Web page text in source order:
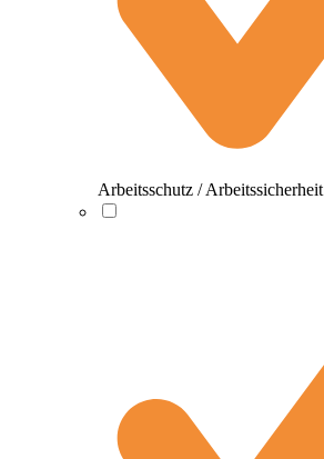
Arbeitsschutz / Arbeitssicherheit